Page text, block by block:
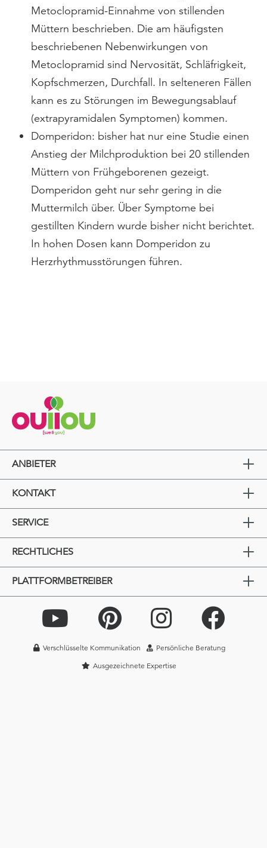
Metoclopramid-Einnahme von stillenden
Müttern beschrieben. Die am häufigsten
beschriebenen Nebenwirkungen von
Metoclopramid sind Nervosität, Schläfrigkeit,
Kopfschmerzen, Durchfall. In selteneren Fällen
kann es zu Störungen im Bewegungsablauf
(extrapyramidalen Symptomen) kommen.
Domperidon: bisher hat nur eine Studie einen
Anstieg der Milchproduktion bei 20 stillenden
Müttern von Frühgeborenen gezeigt.
Domperidon geht nur sehr gering in die
Muttermilch über. Über Symptome bei
gestillten Kindern wurde bisher nicht berichtet.
In hohen Dosen kann Domperidon zu
Herzrhythmusstörungen führen.
ANBIETER
KONTAKT
SERVICE
RECHTLICHES
PLATTFORMBETREIBER
Verschlüsselte Kommunikation
Persönliche Beratung
Ausgezeichnete Expertise